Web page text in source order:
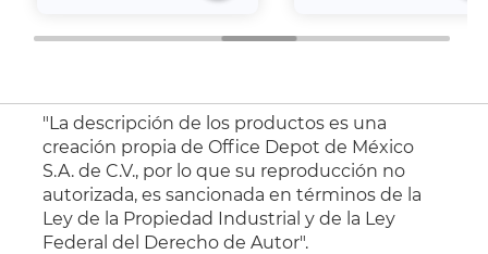
"La descripción de los productos es una
creación propia de Office Depot de México
S.A. de C.V., por lo que su reproducción no
autorizada, es sancionada en términos de la
Ley de la Propiedad Industrial y de la Ley
Federal del Derecho de Autor".